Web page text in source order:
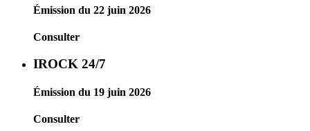
Émission du 22 juin 2026
Consulter
IROCK 24/7
Émission du 19 juin 2026
Consulter